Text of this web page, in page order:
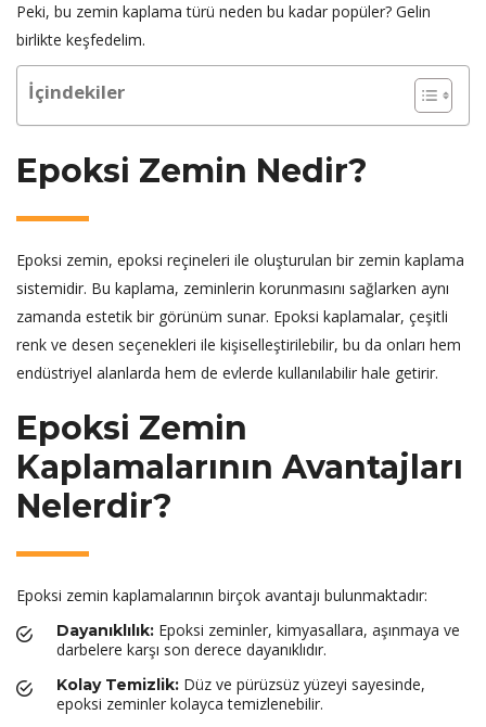
Peki, bu zemin kaplama türü neden bu kadar popüler? Gelin
birlikte keşfedelim.
İçindekiler
Epoksi Zemin Nedir?
Epoksi zemin, epoksi reçineleri ile oluşturulan bir zemin kaplama
sistemidir. Bu kaplama, zeminlerin korunmasını sağlarken aynı
zamanda estetik bir görünüm sunar. Epoksi kaplamalar, çeşitli
renk ve desen seçenekleri ile kişiselleştirilebilir, bu da onları hem
endüstriyel alanlarda hem de evlerde kullanılabilir hale getirir.
Epoksi Zemin
Kaplamalarının Avantajları
Nelerdir?
Epoksi zemin kaplamalarının birçok avantajı bulunmaktadır:
Dayanıklılık: Epoksi zeminler, kimyasallara, aşınmaya ve
darbelere karşı son derece dayanıklıdır.
Kolay Temizlik: Düz ve pürüzsüz yüzeyi sayesinde,
epoksi zeminler kolayca temizlenebilir.